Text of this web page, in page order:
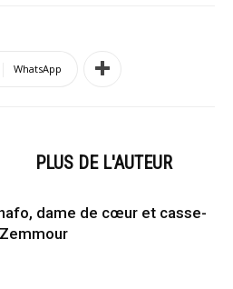
WhatsApp
PLUS DE L'AUTEUR
dame de cœur et casse-